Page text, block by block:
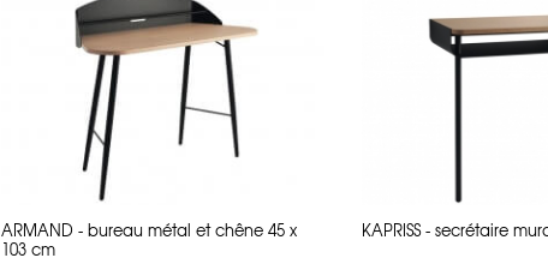
ARMAND - bureau métal et chêne 45 x
103 cm
KAPRISS - secrétaire